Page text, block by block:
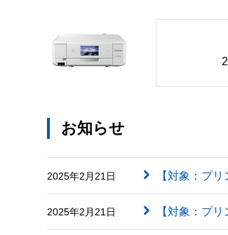
お知らせ
2025年2月21日 【対象：プ
2025年2月21日 【対象：プ